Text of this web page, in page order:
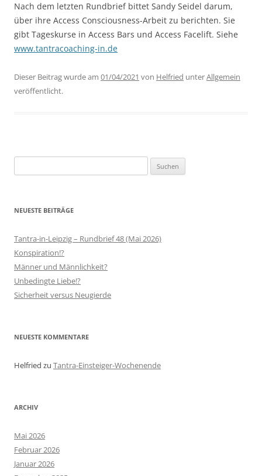
Nach dem letzten Rundbrief bittet Sandy Seidel darum,
über ihre Access Consciousness-Arbeit zu berichten. Sie
gibt Tageskurse in Access Bars und Access Facelift. Siehe
www.tantracoaching-in.de
Dieser Beitrag wurde am 01/04/2021 von Helfried unterAllgemein
veröffentlicht.
nach:
NEUESTE BEITRÄGE
Tantra-in-Leipzig – Rundbrief 48 (Mai 2026)
Konspiration!?
Männer und Männlichkeit?
Unbedingte Liebe!?
Sicherheit versus Neugierde
NEUESTE KOMMENTARE
Helfried zu Tantra-Einsteiger-Wochenende
ARCHIV
Mai 2026
Februar 2026
Januar 2026